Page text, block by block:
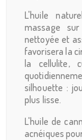
L'huile
massage
nettoyée et
favorisera la
la cellulite,
silhouette :
plus lisse.
L'huile de
acnéiques